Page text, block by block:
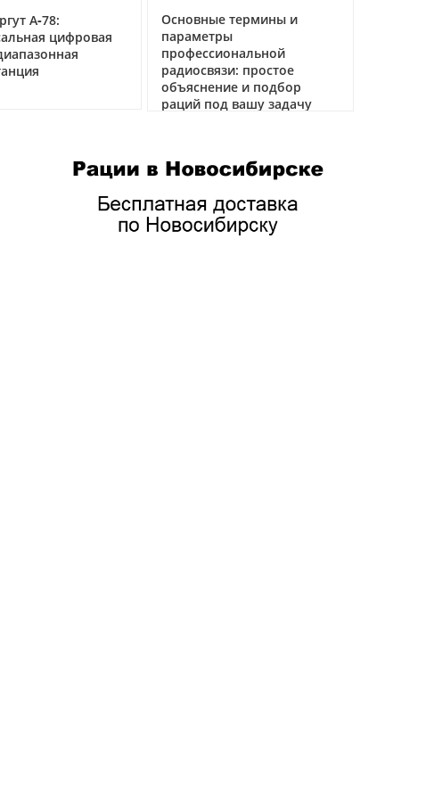
А‑78:
цифровая
Основные термины и
параметры
профессиональной
радиосвязи: простое
объяснение и подбор
раций под вашу задачу